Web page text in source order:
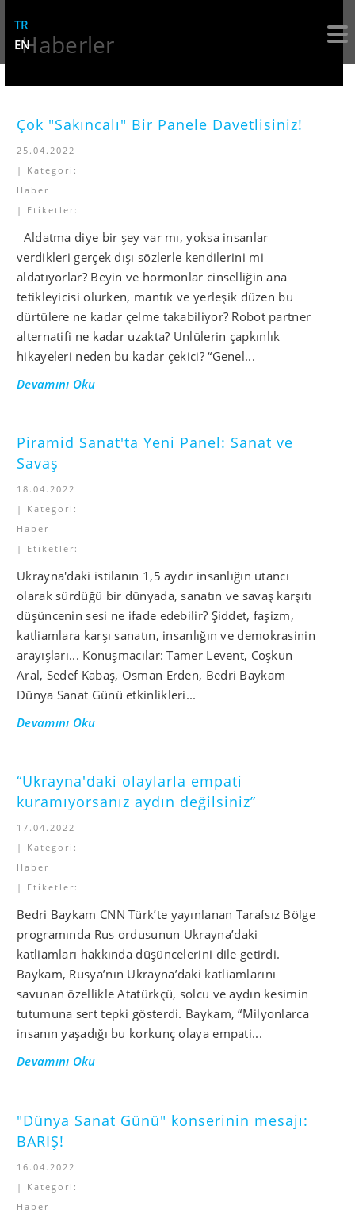
TR
ENHaberler
Çok "Sakıncalı" Bir Panele Davetlisiniz!
25.04.2022
| Kategori:
Haber
| Etiketler:
Aldatma diye bir şey var mı, yoksa insanlar
verdikleri gerçek dışı sözlerle kendilerini mi
aldatıyorlar? Beyin ve hormonlar cinselliğin ana
tetikleyicisi olurken, mantık ve yerleşik düzen bu
dürtülere ne kadar çelme takabiliyor? Robot partner
alternatifi ne kadar uzakta? Ünlülerin çapkınlık
hikayeleri neden bu kadar çekici? “Genel...
Devamını Oku
Piramid Sanat'ta Yeni Panel: Sanat ve
Savaş
18.04.2022
| Kategori:
Haber
| Etiketler:
Ukrayna'daki istilanın 1,5 aydır insanlığın utancı
olarak sürdüğü bir dünyada, sanatın ve savaş karşıtı
düşüncenin sesi ne ifade edebilir? Şiddet, faşizm,
katliamlara karşı sanatın, insanlığın ve demokrasinin
arayışları... Konuşmacılar: Tamer Levent, Coşkun
Aral, Sedef Kabaş, Osman Erden, Bedri Baykam
Dünya Sanat Günü etkinlikleri...
Devamını Oku
“Ukrayna'daki olaylarla empati
kuramıyorsanız aydın değilsiniz”
17.04.2022
| Kategori:
Haber
| Etiketler:
Bedri Baykam CNN Türk’te yayınlanan Tarafsız Bölge
programında Rus ordusunun Ukrayna’daki
katliamları hakkında düşüncelerini dile getirdi.
Baykam, Rusya’nın Ukrayna’daki katliamlarını
savunan özellikle Atatürkçü, solcu ve aydın kesimin
tutumuna sert tepki gösterdi. Baykam, “Milyonlarca
insanın yaşadığı bu korkunç olaya empati...
Devamını Oku
"Dünya Sanat Günü" konserinin mesajı:
BARIŞ!
16.04.2022
| Kategori:
Haber